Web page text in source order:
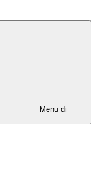
Menu di